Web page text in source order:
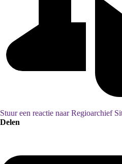
Stuur een reactie naar Regioarchief
Delen